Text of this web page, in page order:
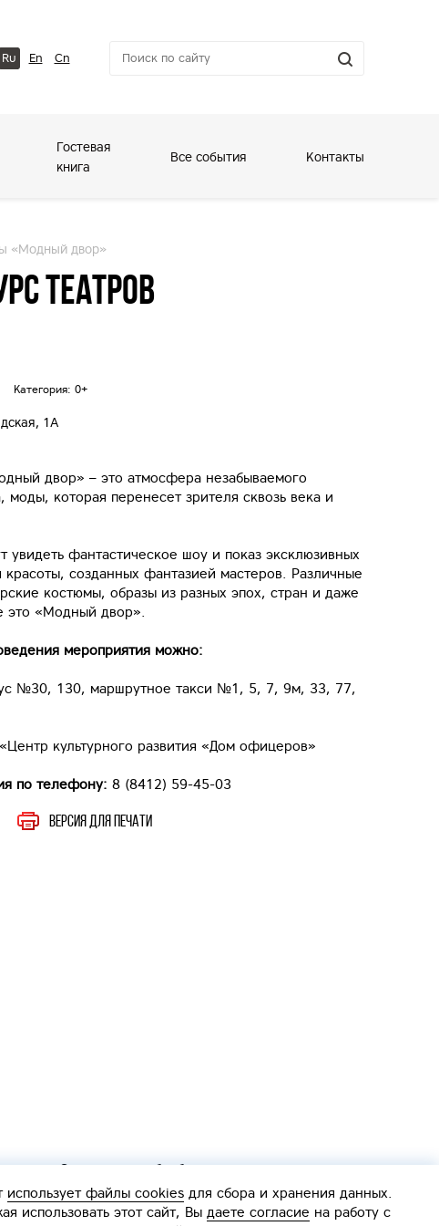
Ru En Cn
Гостевая
книга
Все события Контакты
«Модный двор»
театров
Категория: 0+
1А
двор» – это атмосфера незабываемого
моды, которая перенесет зрителя сквозь века и
увидеть фантастическое шоу и показ эксклюзивных
созданных фантазией мастеров. Различные
костюмы, образы из разных эпох, стран и даже
это «Модный двор».
мероприятия можно:
№30, 130, маршрутное такси №1, 5, 7, 9м, 33, 77,
культурного развития «Дом офицеров»
по телефону: 8 (8412) 59-45-03
Версия для печати
Интерактивная
карта
Согласие на обработку персональных данных
Политика обработки персональных данных
использует файлы cookies для сбора и хранения данных.
использовать этот сайт, Вы даете согласие на работу с